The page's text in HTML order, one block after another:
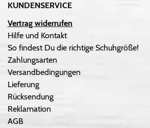
KUNDENSERVICE
Vertrag widerrufen
Hilfe und Kontakt
So findest Du die richtige Schuhgröße!
Zahlungsarten
Versandbedingungen
Lieferung
Rücksendung
Reklamation
AGB